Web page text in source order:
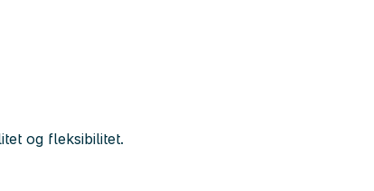
og fleksibilitet.